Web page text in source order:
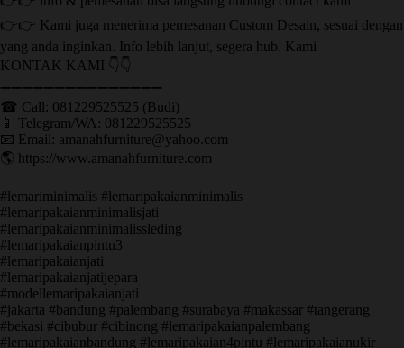
👉👉 Kami juga menerima pemesanan Custom Desain, sesuai dengan
yang anda inginkan. Info lebih lanjut, segera hub. Kami
KONTAK KAMI 👇👇
➖➖➖➖➖➖➖➖➖➖➖➖➖➖➖ ㅤ
☎ Call: 081229525525 (Budi)
📱 Telegram/WA: 081229525525
📧 Email: amanahfurniture@yahoo.com
🌎 https://www.amanahfurniture.com
#lemariminimalis #lemaripakaianminimalis
#lemaripakaianminimalisjati
#lemaripakaianminimalissleding
#lemaripakaianpintu3
#lemaripakaianjati
#lemaripakaianjatijepara
#modellemaripakaianjati
#jakarta #bandung #palembang #surabaya #makassar #tangerang
#bekasi #cibubur #cibinong #lemaripakaianpalembang
#lemaripakaianbandung #lemaripakaian4pintu #lemaripakaianukir